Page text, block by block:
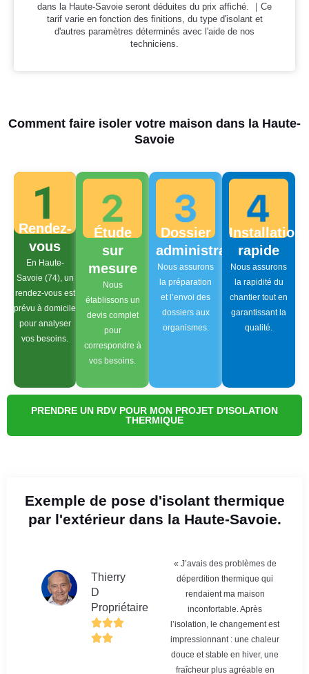
dans la Haute-Savoie seront déduites du prix affiché. ｜Ce
tarif varie en fonction des finitions, du type d'isolant et
d'autres paramètres déterminés avec l'aide de nos
techniciens.
Comment faire isoler votre maison dans la Haute-
Savoie
Rendez-
vous
En Haute-
Savoie (74), un
rendez-vous est
prévu à domicile
pour analyser
vos besoins.
Étude
sur
mesure
Nous
établissons un
devis complet
pour
correspondre à
vos besoins.
Dossier
administratif
Nous assurons
la préparation
et l’envoi des
dossiers aux
organismes.
Installation
rapide
Nous assurons
la rapidité du
chantier tout en
garantissant la
qualité.
PRENDRE UN RDV POUR MON PROJET D'ISOLATION
THERMIQUE
Exemple de pose d'isolant thermique
par l'extérieur dans la Haute-Savoie.
Thierry
D
Propriétaire
« J’avais des problèmes de
déperdition thermique qui
rendaient ma maison
inconfortable. Après
l’isolation, le changement est
impressionnant : une chaleur
douce et stable en hiver, une
fraîcheur plus agréable en